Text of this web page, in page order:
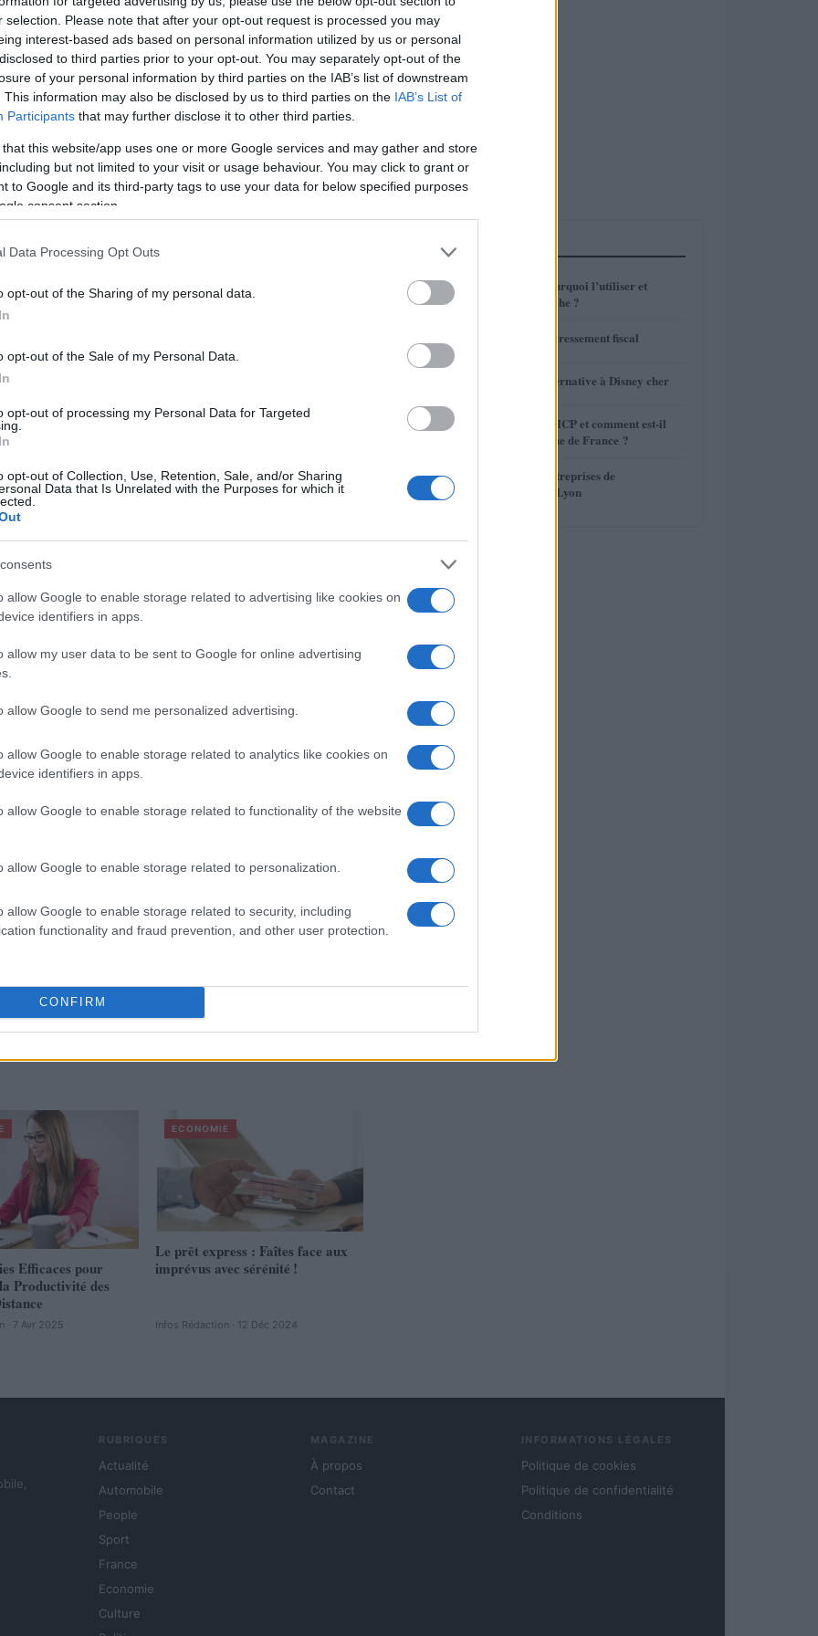
selection. Please note that after your opt-out request is processed you may
interest-based ads based on personal information utilized by us or personal
to third parties prior to your opt-out. You may separately opt-out of the
of your personal information by third parties on the IAB’s list of downstream
This information may also be disclosed by us to third parties on the IAB’s List of
Participants that may further disclose it to other third parties.
that this website/app uses one or more Google services and may gather and store
but not limited to your visit or usage behaviour. You may click to grant or
to Google and its third-party tags to use your data for below specified purposes
consent section.
Data Processing Opt Outs
opt-out of the Sharing of my personal data.
opt-out of the Sale of my Personal Data.
opt-out of processing my Personal Data for Targeted
opt-out of Collection, Use, Retention, Sale, and/or Sharing
Data that Is Unrelated with the Purposes for which it
allow Google to enable storage related to advertising like cookies on
identifiers in apps.
allow my user data to be sent to Google for online advertising
allow Google to send me personalized advertising.
allow Google to enable storage related to analytics like cookies on
identifiers in apps.
allow Google to enable storage related to functionality of the website
allow Google to enable storage related to personalization.
allow Google to enable storage related to security, including
functionality and fraud prevention, and other user protection.
CONFIRM
de Bruxelles qui peinent à convaincre les
ce matin.
points, plombé par le secteur bancaire. BNP
4,02% à 4,42 euros et Société Générale
Efficaces pour
Productivité des
· 7 Avr 2025
ECONOMIE
Le prêt express : Faîtes face aux
imprévus avec sérénité !
Infos Rédaction · 12 Déc 2024
1
Enveloppe T : pourquoi l’utiliser et
comment ça marche ?
2 Canal+ risque redressement fiscal
Parc Astérix : alternative à Disney cher
4
Qu'est-ce que le FICP et comment est-il
géré par la Banque de France ?
5
Les meilleures entreprises de
déménagement à Lyon
RUBRIQUES
Actualité
Automobile
People
Sport
France
Economie
Culture
MAGAZINE
À propos
Contact
INFORMATIONS LÉGALES
Politique de cookies
Politique de confidentialité
Conditions